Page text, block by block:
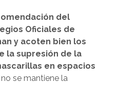
del
Oficiales de
y acoten bien los
la supresión de la
en espacios
se mantiene la